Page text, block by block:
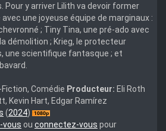
Pour y arriver Lilith va devoir former
une joyeuse équipe de marginaux :
; Tiny Tina, une pré-ado avec
démolition ; Krieg, le protecteur
une scientifique fantasque ; et
Comédie Producteur: Eli Roth
Kevin Hart, Edgar Ramírez
(2024)
vous ou connectez-vous pour